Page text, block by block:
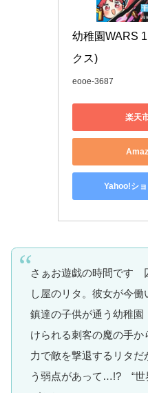
幼稚園WARS
クス)
eooe-3687
楽天
Yahoo!シ
さぁお遊戯の時間です
し屋のリタ。彼女が今
鎮達の子供が通う幼稚
けられる刺客の魔の手
力で敵を撃退するリタ
う弱点があって…!? “世